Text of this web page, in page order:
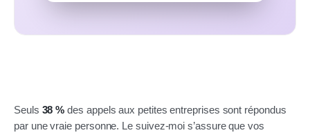
Seuls 38 % des appels aux petites entreprises sont répondus
par une vraie personne. Le suivez-moi s’assure que vos